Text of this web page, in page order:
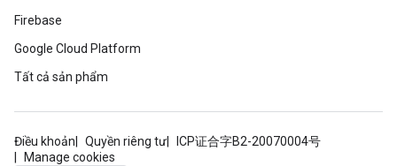
Firebase
Google Cloud Platform
Tất cả sản phẩm
Điều khoản Quyền riêng tư
ICP证合字B2-20070004号
Manage cookies